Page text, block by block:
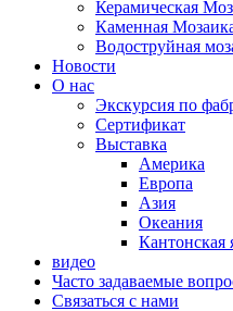
Керамическая
Каменная
Водоструйная
Новости
О нас
Экскурсия по
Сертификат
Выставка
Америка
Европа
Азия
Океания
Кантонская
видео
Часто задаваемые
Связаться с нами